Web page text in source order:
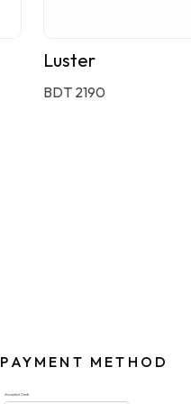
Luster
BDT 2190
PAYMENT METHOD